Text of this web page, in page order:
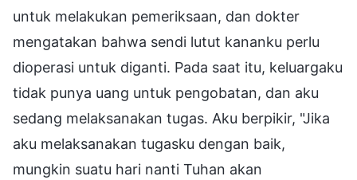
untuk melakukan pemeriksaan, dan dokter
mengatakan bahwa sendi lutut kananku perlu
dioperasi untuk diganti. Pada saat itu, keluargaku
tidak punya uang untuk pengobatan, dan aku
sedang melaksanakan tugas. Aku berpikir, "Jika
aku melaksanakan tugasku dengan baik,
mungkin suatu hari nanti Tuhan akan